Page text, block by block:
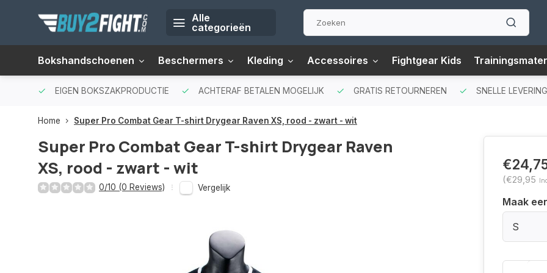
Alle
categorieën
Bokshandschoenen Beschermers Kleding Accessoires Fightgear Kids
EIGEN BOKSZAKPRODUCTIE ACHTERAF BETALEN MOGELIJK GRATIS RETOURNEREN SNELLE
Home Super Pro Combat Gear T-shirt Drygear Raven XS, rood - zwart - wit
Super Pro Combat Gear T-shirt Drygear Raven
XS, rood - zwart - wit
0/10 (0 Reviews) Vergelijk
(€29,95
Maak
S